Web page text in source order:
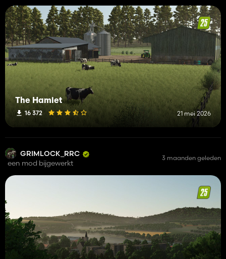
The Hamlet
16 372 21 mei 2026
GRIMLOCK_RRC
een mod bijgewerkt
3 maanden geleden